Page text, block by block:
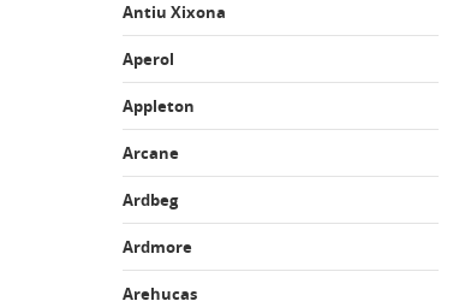
Antiu Xixona
Aperol
Appleton
Arcane
Ardbeg
Ardmore
Arehucas